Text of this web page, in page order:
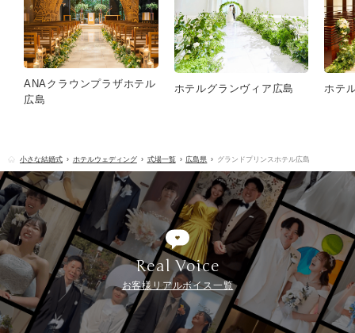
ANAクラウンプラザホテル
広島
ホテルグランヴィア広島 ホテ
小さな結婚式 ホテルウェディング 式場一覧 広島県 グランドプリンスホテル広島
Real Voice
お客様リアルボイス一覧